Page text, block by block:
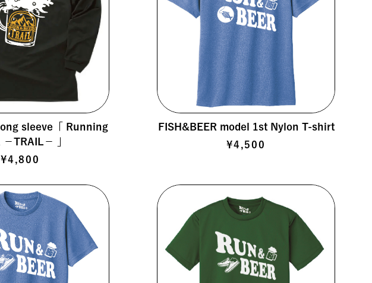
sleeve「 Running
－TRAIL－ 」
¥4,800
FISH&BEER model 1st Nylon T-shirt
¥4,500